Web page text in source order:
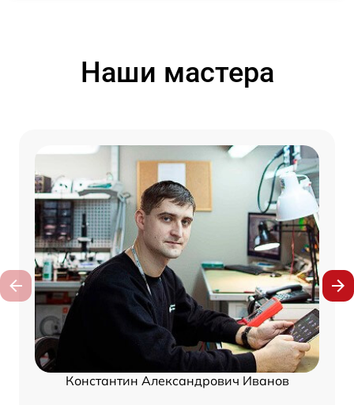
Наши мастера
Константин Александрович Иванов